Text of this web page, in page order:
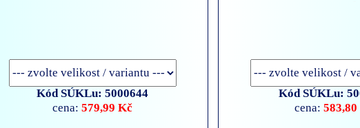
Kód SÚKLu: 5000644
cena:579,99 Kč
Kód SÚKLu:
cena: